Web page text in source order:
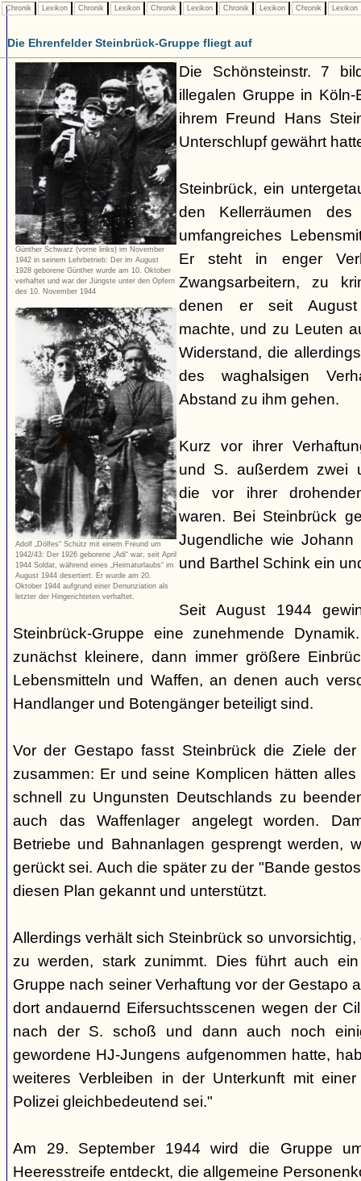
Chronik Lexikon Chronik Lexikon Chronik Lexikon Chronik Lexikon Chronik Lexikon
Die Ehrenfelder Steinbrück-Gruppe fliegt auf
Günther Schwarz (vorne links) im November
1942 in seinem Lehrbetrieb: Der im August
1928 geborene Günther wurde am 10. Oktober
verhaftet und war der Jüngste unter den Opfern
des 10. November 1944
Adolf „Dölfes“ Schütz mit einem Freund um
1942/43: Der 1926 geborene „Adi“ war, seit April
1944 Soldat, während eines „Heimaturlaubs“ im
August 1944 desertiert. Er wurde am 20.
Oktober 1944 aufgrund einer Denunziation als
letzter der Hingerichteten verhaftet.
Die Schönsteinstr. 7
illegalen Gruppe in
ihrem Freund Hans
Unterschlupf gewährt
Steinbrück, ein
den Kellerräumen
umfangreiches
Er steht in enger
Zwangsarbeitern, zu
denen er seit August
machte, und zu Leuten
Widerstand, die
des waghalsigen
Abstand zu ihm gehen.
Kurz vor ihrer
und S. außerdem zwei
die vor ihrer
waren. Bei Steinbrück
Jugendliche wie Johann
und Barthel Schink ein
Seit August 1944
Steinbrück-Gruppe eine zunehmende
zunächst kleinere, dann immer größere
Lebensmitteln und Waffen, an denen auch
Handlanger und Botengänger beteiligt sind.
Vor der Gestapo fasst Steinbrück die Ziele der
zusammen: Er und seine Komplicen hätten
schnell zu Ungunsten Deutschlands zu
auch das Waffenlager angelegt worden.
Betriebe und Bahnanlagen gesprengt werden,
gerückt sei. Auch die später zu der "Bande
diesen Plan gekannt und unterstützt.
Allerdings verhält sich Steinbrück so
zu werden, stark zunimmt. Dies führt auch
Gruppe nach seiner Verhaftung vor der Gestapo
dort andauernd Eifersuchtsscenen wegen der
nach der S. schoß und dann auch noch
gewordene HJ-Jungens aufgenommen hatte,
weiteres Verbleiben in der Unterkunft mit
Polizei gleichbedeutend sei."
Am 29. September 1944 wird die Gruppe
Heeresstreife entdeckt, die allgemeine